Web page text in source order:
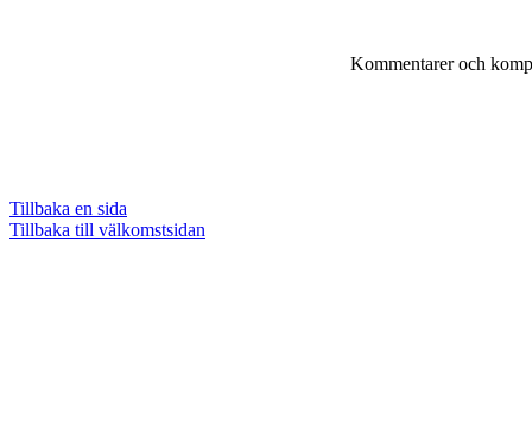
Kommentarer och
Tillbaka en sida
Tillbaka till välkomstsidan